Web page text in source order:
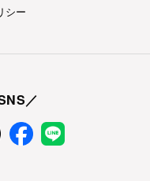
シー
／